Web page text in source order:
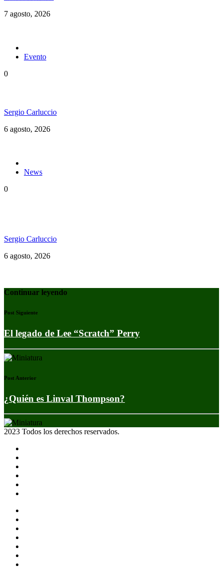
7 agosto, 2026
Evento
0
Sergio Carluccio
6 agosto, 2026
News
0
Sergio Carluccio
6 agosto, 2026
Continuar leyendo
Post Siguiente
El legado de Lee “Scratch” Perry
Post Anterior
¿Quién es Linval Thompson?
2023 Todos los derechos reservados.